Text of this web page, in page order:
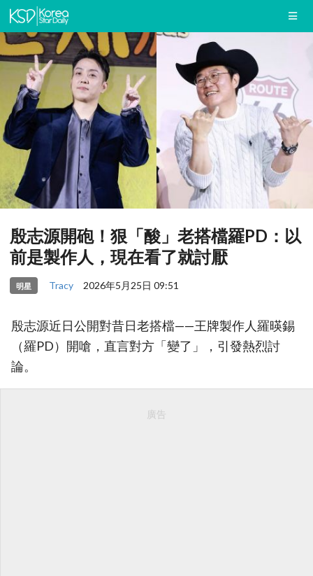
殷志源開砲！狠「酸」老搭檔羅PD：以
前是製作人，現在看了就討厭
明星 Tracy 2026年5月25日 09:51
殷志源近日公開對昔日老搭檔——王牌製作人羅暎錫
（羅PD）開嗆，直言對方「變了」，引發熱烈討
論。
廣告